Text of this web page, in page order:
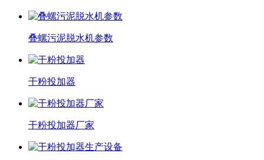
叠螺污泥脱水机参数
干粉投加器
干粉投加器厂家